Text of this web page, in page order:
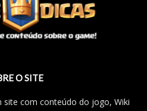
O SITE
site com conteúdo do jogo, Wiki